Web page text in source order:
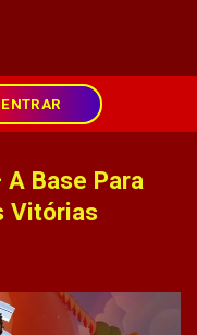
ENTRAR
Base Para
Vitórias